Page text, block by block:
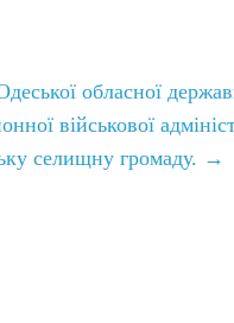
обласної
військової
селищну громаду. →